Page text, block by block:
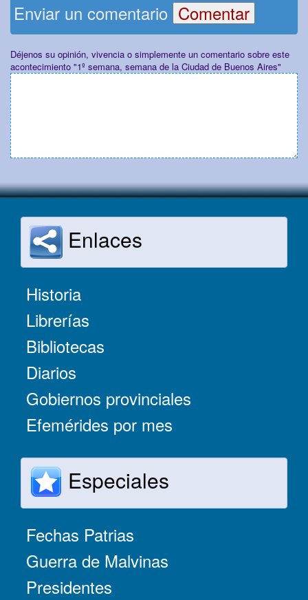
Enviar un comentario
Déjenos su opinión, vivencia o simplemente un comentario sobre este
acontecimiento "1º semana, semana de la Ciudad de Buenos Aires"
Enlaces
Historia
Librerías
Bibliotecas
Diarios
Gobiernos provinciales
Efemérides por mes
Especiales
Fechas Patrias
Guerra de Malvinas
Presidentes